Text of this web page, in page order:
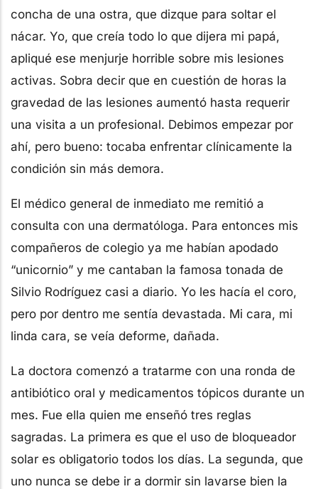
concha de una ostra, que dizque para soltar el
nácar. Yo, que creía todo lo que dijera mi papá,
apliqué ese menjurje horrible sobre mis lesiones
activas. Sobra decir que en cuestión de horas la
gravedad de las lesiones aumentó hasta requerir
una visita a un profesional. Debimos empezar por
ahí, pero bueno: tocaba enfrentar clínicamente la
condición sin más demora.
El médico general de inmediato me remitió a
consulta con una dermatóloga. Para entonces mis
compañeros de colegio ya me habían apodado
“unicornio” y me cantaban la famosa tonada de
Silvio Rodríguez casi a diario. Yo les hacía el coro,
pero por dentro me sentía devastada. Mi cara, mi
linda cara, se veía deforme, dañada.
La doctora comenzó a tratarme con una ronda de
antibiótico oral y medicamentos tópicos durante un
mes. Fue ella quien me enseñó tres reglas
sagradas. La primera es que el uso de bloqueador
solar es obligatorio todos los días. La segunda, que
uno nunca se debe ir a dormir sin lavarse bien la